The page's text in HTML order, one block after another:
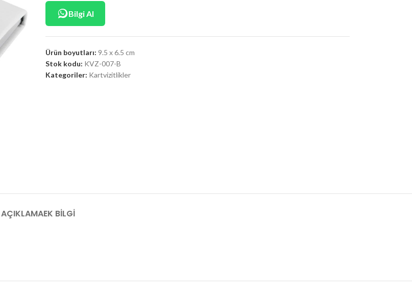
Bilgi Al
Ürün boyutları: 9.5 x 6.5 cm
Stok kodu: KVZ-007-B
Kategoriler: Kartvizitlikler
AÇIKLAMAEK BILGI